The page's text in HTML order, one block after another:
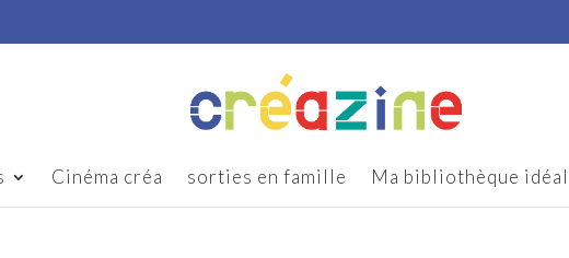
Cinéma créa sorties en famille Ma bibliothèque